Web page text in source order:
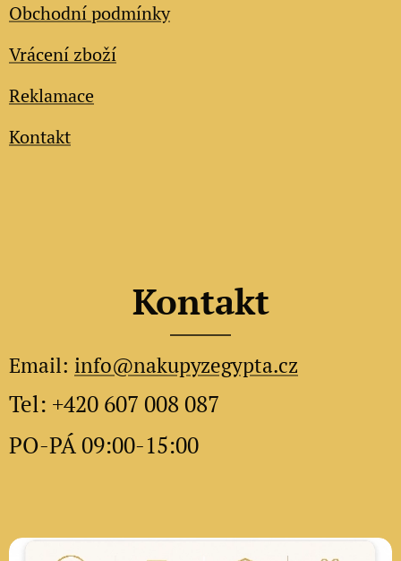
Obchodní podmínky
Vrácení zboží
Reklamace
Kontakt
Kontakt
Email: info@nakupyzegypta.cz
Tel: +420 607 008 087
PO-PÁ 09:00-15:00